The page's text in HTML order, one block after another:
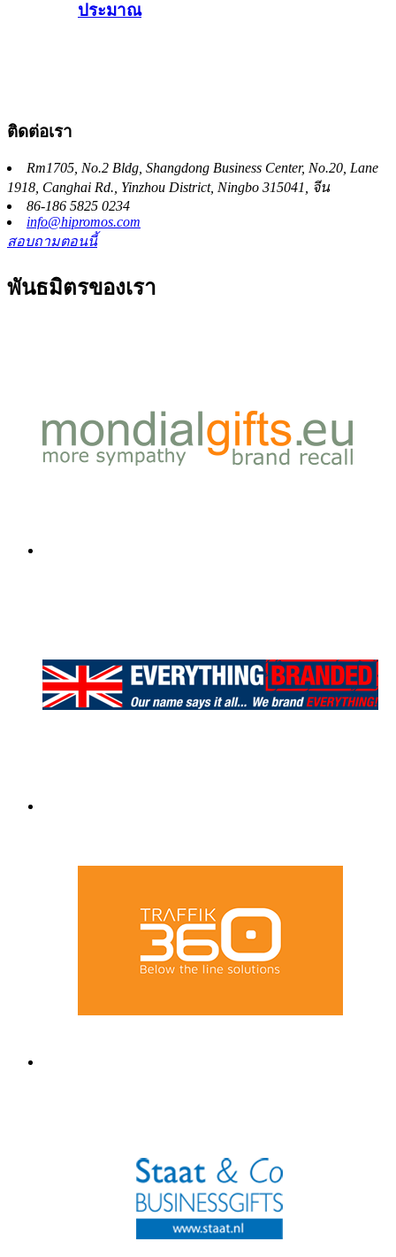
ประมาณ
ติดต่อเรา
Rm1705, No.2 Bldg, Shangdong Business Center, No.20, Lane
1918, Canghai Rd., Yinzhou District, Ningbo 315041, จีน
86-186 5825 0234
info@hipromos.com
สอบถามตอนนี้
พันธมิตรของเรา